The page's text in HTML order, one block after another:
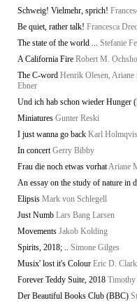
Schweig! Vielmehr, sprich!
Be quiet, rather talk! Francesca
The state of the world ... Stefanie
A California Fire Robert M.
The C-word Henrik Olesen,
Ebner
Und ich hab schon wieder Hunger
Miniatures Gunter Reski
I just wanna go back Karl
In concert Gerry Bibby
Frau die noch etwas vorhatAriane
An essay on the study of nature in
Elipsis Mark von Schlegell
Just Numb Lars Bang Larsen
Movements Jakob Kolding
Spirits, 2018; .. Simone Gilges
Musix' lost it's Colour Eric D. Clark
Forever Teddy Suite, 2018 Timothy
Der Beautiful Books Club (BBC)